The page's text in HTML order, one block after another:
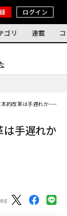
ログイン
ゴリ 連載
的改革は手遅れか──積
は手遅れか